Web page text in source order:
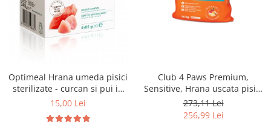
Optimeal Hrana umeda pisici
sterilizate - curcan si pui in
sos, set 3+1, 4*0,085kg
15,00 Lei
Club 4 Paws Premium,
Sensitive, Hrana uscata pisici
adulte, 14kg
273,11 Lei
256,99 Lei